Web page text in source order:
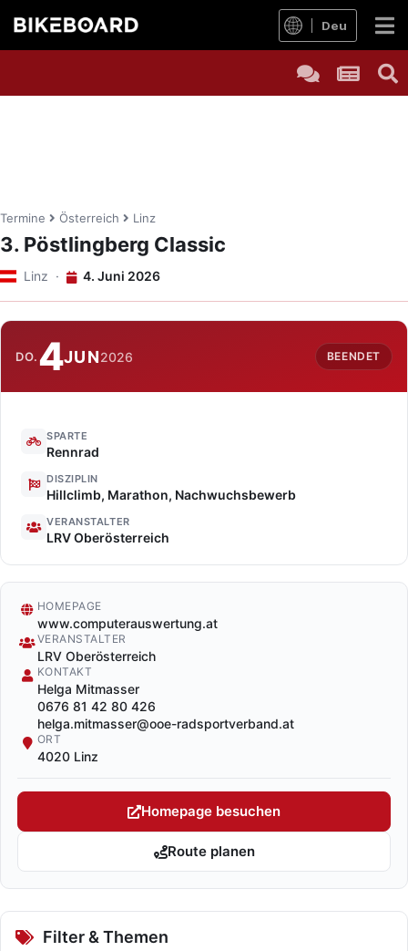
Deu
Termine Österreich Linz
3. Pöstlingberg Classic
Linz · 4. Juni 2026
DO.4JUN2026 BEENDET
SPARTE
Rennrad
DISZIPLIN
Hillclimb, Marathon, Nachwuchsbewerb
VERANSTALTER
LRV Oberösterreich
HOMEPAGE
www.computerauswertung.at
VERANSTALTER
LRV Oberösterreich
KONTAKT
Helga Mitmasser
0676 81 42 80 426
helga.mitmasser@ooe-radsportverband.at
ORT
4020 Linz
Homepage besuchen
Route planen
Filter & Themen